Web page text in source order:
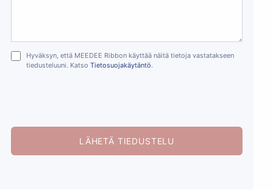
Hyväksyn, että MEEDEE Ribbon käyttää näitä tietoja vastatakseen
tiedusteluuni. Katso Tietosuojakäytäntö.
LÄHETÄ TIEDUSTELU